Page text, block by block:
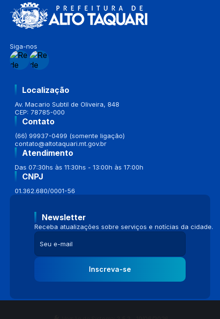
Siga-nos
Localização
Av. Macario Subtil de Oliveira, 848
CEP: 78785-000
Contato
(66) 99937-0499 (somente ligação)
contato@altotaquari.mt.gov.br
Atendimento
Das 07:30hs às 11:30hs - 13:00h às 17:00h
CNPJ
01.362.680/0001-56
Newsletter
Receba atualizações sobre serviços e notícias da cidade.
Inscreva-se